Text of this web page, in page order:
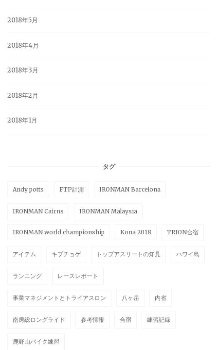
2018年5月
2018年4月
2018年3月
2018年2月
2018年1月
タグ
Andy potts FTP計測 IRONMAN Barcelona
IRONMAN Cairns IRONMAN Malaysia
IRONMAN world championship Kona 2018 TRION合宿
アイテム キプチョゲ トップアスリートの知見 ハワイ島
ランニング レースレポート
事業マネジメントとトライアスロン 八ヶ岳 内省
南房総ロングライド 参考情報 合宿 練習記録
鹿野山バイク練習